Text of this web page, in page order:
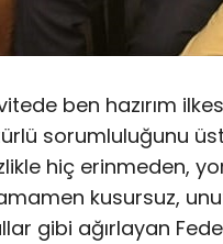
ben hazırım
sorumluluğunu
hiç erinmeden,
kusursuz,
gibi ağırlayan